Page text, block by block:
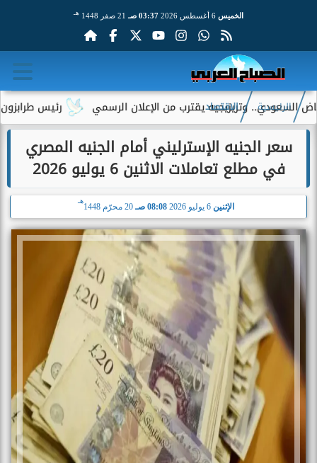
الخميس 03:37 صـ 21 صفر 1448 هـ
رئيس طرابزون سبور وتريزيجيه يقترب من الإعلان الرسمي
الرئيسية الاقتصاد
سعر الجنيه الإسترليني أمام الجنيه المصري
في مطلع تعاملات الاثنين 6 يوليو 2026
الإثنين 6 يوليو 2026 08:08 صـ 20 محرّم 1448
هـ